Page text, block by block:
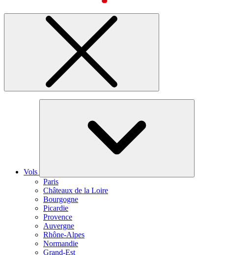
Vols
Paris
Châteaux de la Loire
Bourgogne
Picardie
Provence
Auvergne
Rhône-Alpes
Normandie
Grand-Est